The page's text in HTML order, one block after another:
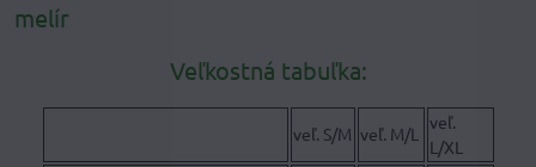
melír
Veľkostná tabuľka:
veľ. S/M veľ. M/L
veľ.
L/XL